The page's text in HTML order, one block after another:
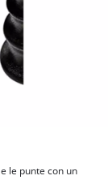
le punte con un